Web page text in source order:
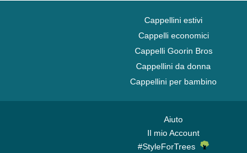
Cappellini estivi
Cappelli economici
Cappelli Goorin Bros
Cappellini da donna
Cappellini per bambino
Aiuto
Il mio Account
#StyleForTrees